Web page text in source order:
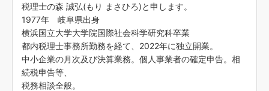
税理士の森 誠弘(もり まさひろ)と申します。
1977年 岐阜県出身
横浜国立大学大学院国際社会科学研究科卒業
都内税理士事務所勤務を経て、2022年に独立開業。
中小企業の月次及び決算業務。個人事業者の確定申告。相
続税申告等、
税務相談全般。